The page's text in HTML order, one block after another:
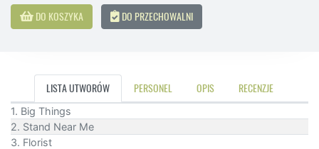
DO KOSZYKA DO PRZECHOWALNI
LISTA UTWORÓW PERSONEL OPIS RECENZJE
1. Big Things
2. Stand Near Me
3. Florist